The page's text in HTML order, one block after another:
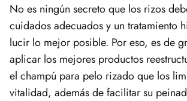
No es ningún secreto que los rizos
cuidados adecuados y un tratamiento
lucir lo mejor posible. Por eso, es de
aplicar los mejores productos
el champú para pelo rizado que los
vitalidad, además de facilitar su